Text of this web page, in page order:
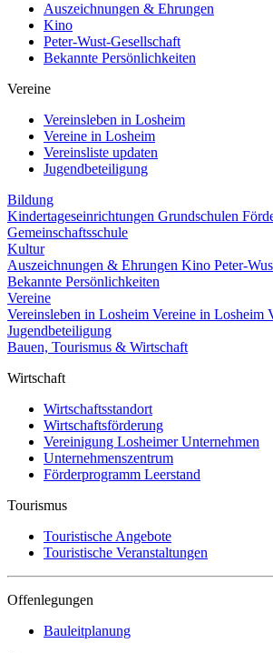
Auszeichnungen & Ehrungen
Kino
Peter-Wust-Gesellschaft
Bekannte Persönlichkeiten
Vereine
Vereinsleben in Losheim
Vereine in Losheim
Vereinsliste updaten
Jugendbeteiligung
Bildung
Kindertageseinrichtungen Grundschulen
Gemeinschaftsschule
Kultur
Auszeichnungen & Ehrungen Kino Peter-
Bekannte Persönlichkeiten
Vereine
Vereinsleben in Losheim Vereine in Losheim
Jugendbeteiligung
Bauen, Tourismus & Wirtschaft
Wirtschaft
Wirtschaftsstandort
Wirtschaftsförderung
Vereinigung Losheimer Unternehmen
Unternehmenszentrum
Förderprogramm Leerstand
Tourismus
Touristische Angebote
Touristische Veranstaltungen
Offenlegungen
Bauleitplanung